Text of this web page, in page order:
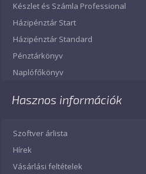
Készlet és Számla Professional
Házipénztár Start
Házipénztár Standard
Pénztárkönyv
Naplófőkönyv
Hasznos információk
Szoftver árlista
Hírek
Vásárlási feltételek